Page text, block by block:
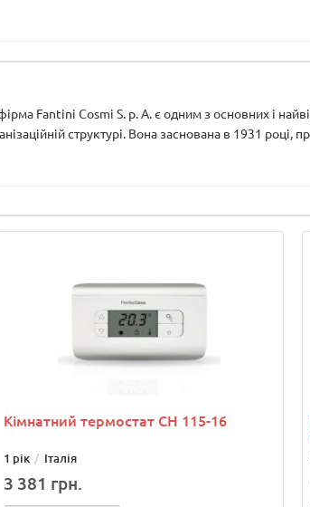
Fantini Cosmi S. p. A. є одним з основних і
структурі. Вона заснована в 1931 році,
Кімнатний термостат СН 115-16
1 рік Італія
3 381 грн.